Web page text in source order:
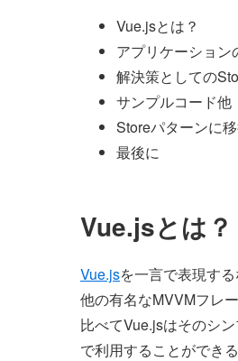
Vue.jsとは？
アプリケーション
解決策としての
サンプルコード他
Storeパターンに
最後に
Vue.jsとは？
Vue.jsを一言で表現す
他の有名なMVVMフレ
比べてVue.jsはそのシ
で利用することができ